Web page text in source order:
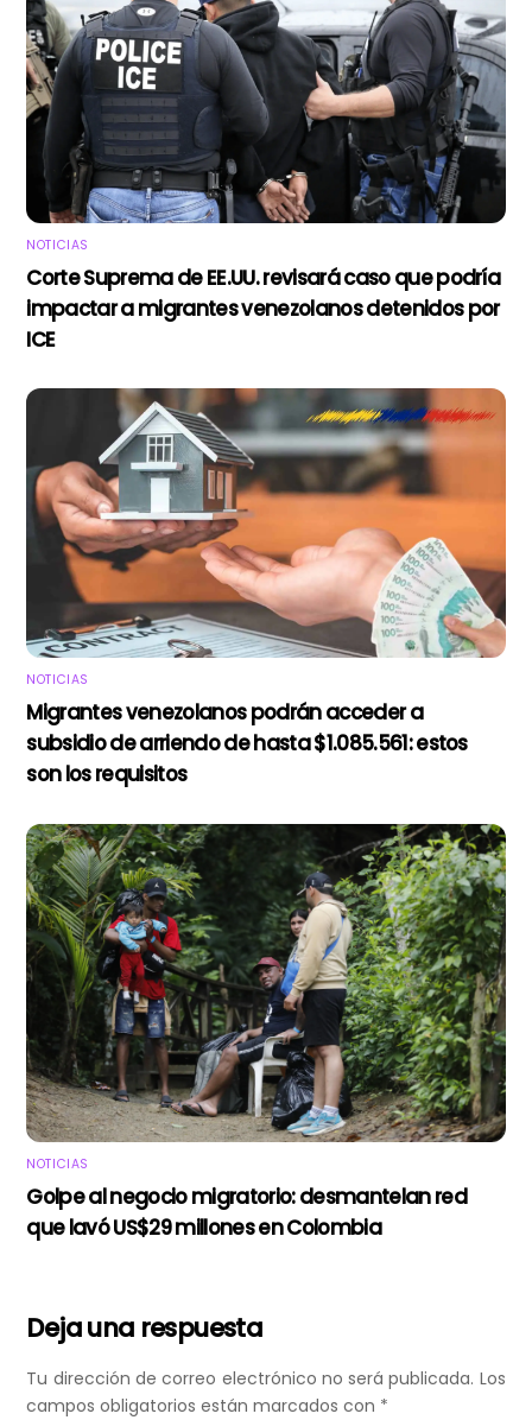
NOTICIAS
Corte Suprema de EE.UU. revisará caso que podría
impactar a migrantes venezolanos detenidos por
ICE
NOTICIAS
Migrantes venezolanos podrán acceder a
subsidio de arriendo de hasta $1.085.561: estos
son los requisitos
NOTICIAS
Golpe al negocio migratorio: desmantelan red
que lavó US$29 millones en Colombia
Deja una respuesta
Tu dirección de correo electrónico no será publicada. Los
campos obligatorios están marcados con *